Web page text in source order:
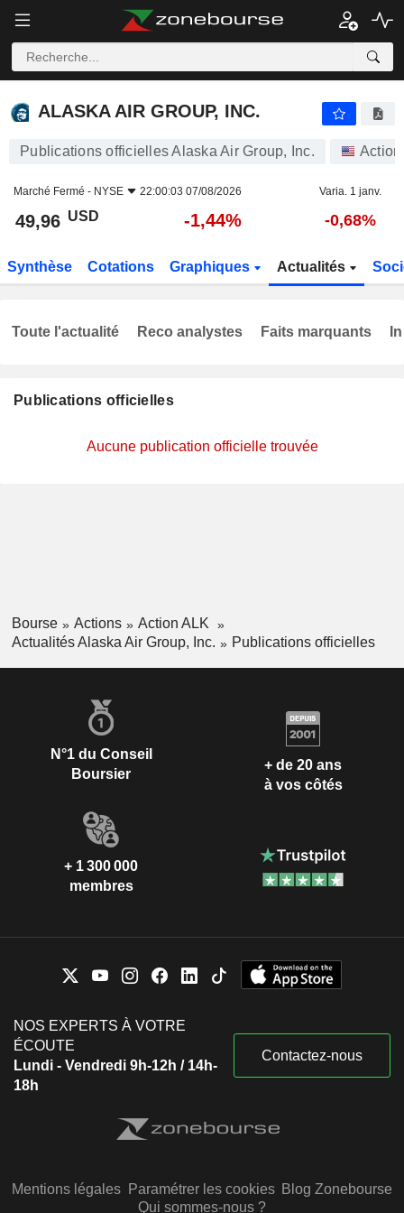
ALASKA AIR GROUP, INC.
ALASKA AIR GROUP, INC.
Publications officielles Alaska Air Group, Inc.
Marché Fermé - NYSE 22:00:03 07/08/2026 Varia. 1 janv.
49,96 USD -1,44% -0,68%
Synthèse Cotations Graphiques Actualités
Publications officielles
Aucune publication officielle trouvée
Toute l'actualité Reco analystes Faits marquants
Bourse Actions
Action ALK
Actualités Alaska Air Group, Inc.
Publications officielles
N°1 du Conseil
Boursier
+ de 20 ans
à vos côtés
+ 1 300 000
membres
NOS EXPERTS À VOTRE
ÉCOUTE
Lundi - Vendredi 9h-12h / 14h-
18h
Contactez-nous
Mentions légales Paramétrer les cookies Blog Zonebourse
Qui sommes-nous ?